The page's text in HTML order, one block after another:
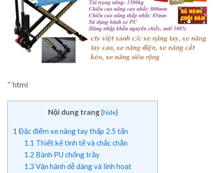
“`html
Nội dung trang [hide]
1 Đặc điểm xe nâng tay thấp 2.5 tấn
1.1 Thiết kế tinh tế và chắc chắn
1.2 Bánh PU chống trầy
1.3 Vận hành dễ dàng và linh hoạt